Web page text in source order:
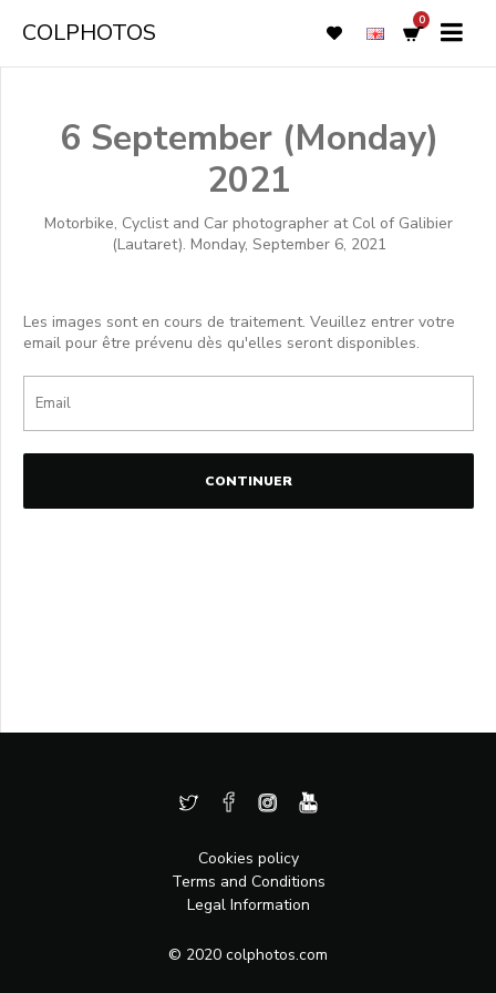
COLPHOTOS 0
6 September (Monday)
2021
Motorbike, Cyclist and Car photographer at Col of Galibier
(Lautaret). Monday, September 6, 2021
Les images sont en cours de traitement. Veuillez entrer votre
email pour être prévenu dès qu'elles seront disponibles.
CONTINUER
Cookies policy
Terms and Conditions
Legal Information
© 2020 colphotos.com